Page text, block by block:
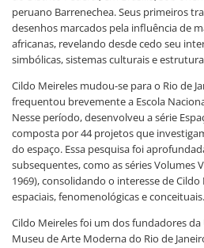
peruano Barrenechea. Seus primeiros
desenhos marcados pela influência de
africanas, revelando desde cedo seu
simbólicas, sistemas culturais e
Cildo Meireles mudou-se para o Rio de
frequentou brevemente a Escola
Nesse período, desenvolveu a série
composta por 44 projetos que
do espaço. Essa pesquisa foi
subsequentes, como as séries Volumes
1969), consolidando o interesse de
espaciais, fenomenológicas e conceituais.
Cildo Meireles foi um dos fundadores
Museu de Arte Moderna do Rio de